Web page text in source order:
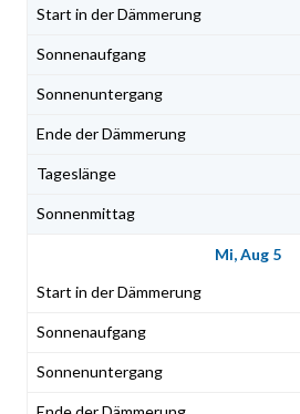
Mi, Aug 5